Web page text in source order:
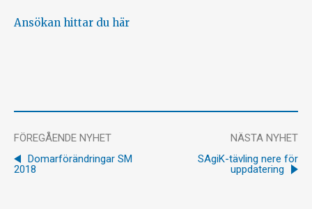
Ansökan hittar du här
FÖREGÅENDE NYHET
Domarförändringar SM
2018
NÄSTA NYHET
SAgiK-tävling nere för
uppdatering